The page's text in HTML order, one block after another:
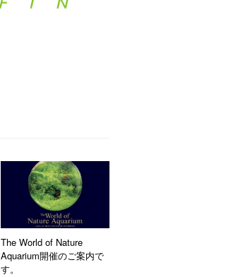
The World of Nature
Aquarium開催のご案内で
す。